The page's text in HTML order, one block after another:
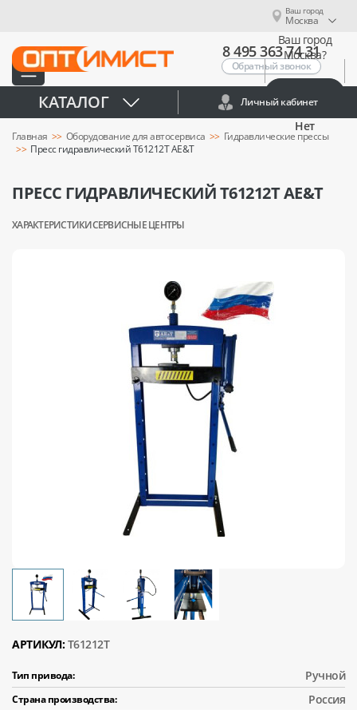
Ваш город
Москва
Ваш город
Москва?
Нет
8 495 363 74 31
Обратный звонок
КАТАЛОГ Личный кабинет
Главная Оборудование для автосервиса
Гидравлические прессы
Пресс гидравлический T61212T AE&T
ПРЕСС ГИДРАВЛИЧЕСКИЙ T61212T AE&T
ХАРАКТЕРИСТИКИСЕРВИСНЫЕ ЦЕНТРЫ
АРТИКУЛ: T61212T
Тип привода: Ручной
Страна производства: Россия